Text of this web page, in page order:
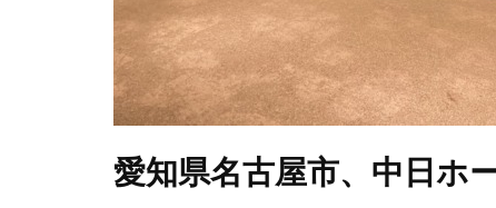
愛知県名古屋市、中日ホ